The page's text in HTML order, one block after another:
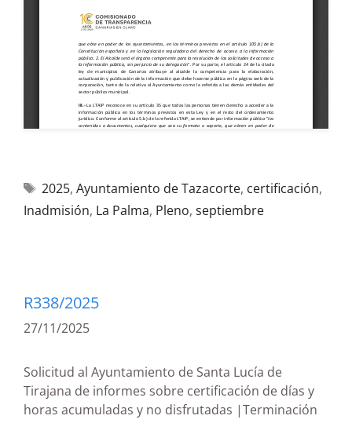
2025, Ayuntamiento de Tazacorte, certificación,
Inadmisión, La Palma, Pleno, septiembre
R338/2025
27/11/2025
Solicitud al Ayuntamiento de Santa Lucía de
Tirajana de informes sobre certificación de días y
horas acumuladas y no disfrutadas |Terminación